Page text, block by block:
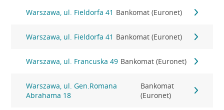
Warszawa, ul. Fieldorfa 41 Bankomat (Euronet)
Warszawa, ul. Fieldorfa 41 Bankomat (Euronet)
Warszawa, ul. Francuska 49 Bankomat (Euronet)
Warszawa, ul. Gen.Romana
Abrahama 18
Bankomat
(Euronet)